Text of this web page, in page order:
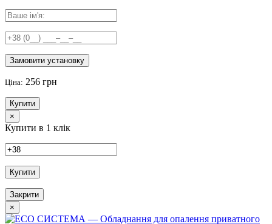
Замовити установку
Ціна: 256 грн
Купити
×
Купити в 1 клік
Купити
Закрити
×